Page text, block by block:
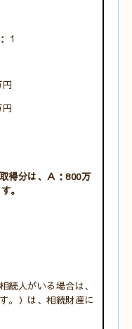
１
得分は、Ａ：800万
。
続人がいる場合は、
。）は、相続財産に